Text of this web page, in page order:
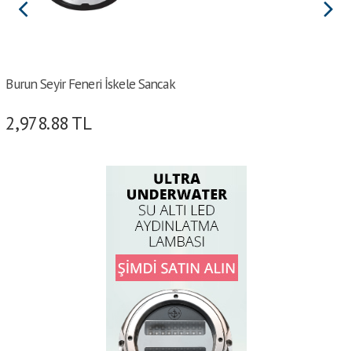
Burun Seyir Feneri İskele Sancak
2,978.88 TL